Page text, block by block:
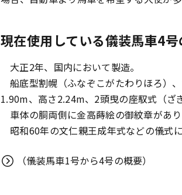
現在使用している儀装馬車4
大正2年、国内において製造。
船底型割幌（ふなぞこがたわりほろ）
1.90m、高さ2.24m、2頭曳の座馭式（ざ
車体の胴両側に金高蒔絵の御紋章があり
昭和60年の文仁親王成年式などの儀式
（儀装馬車1号から4号の概要）